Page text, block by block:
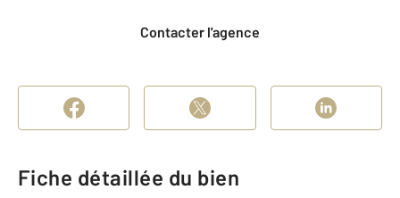
Contacter l'agence
Fiche détaillée du bien